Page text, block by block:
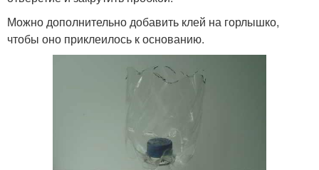
Можно дополнительно добавить клей на горлышко,
чтобы оно приклеилось к основанию.